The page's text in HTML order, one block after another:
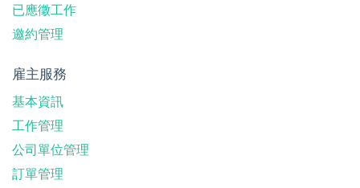
已應徵工作
邀約管理
雇主服務
基本資訊
工作管理
公司單位管理
訂單管理